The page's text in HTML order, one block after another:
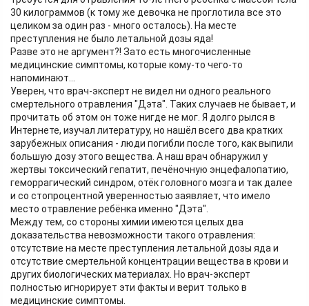
30 килограммов (к тому же девочка не проглотила все это
целиком за один раз - много осталось). На месте
преступления не было летальной дозы яда!
Разве это не аргумент?! Зато есть многочисленные
медицинские симптомы, которые кому-то чего-то
напоминают...
Уверен, что врач-эксперт не видел ни одного реального
смертельного отравления "Дэта". Таких случаев не бывает, и
прочитать об этом он тоже нигде не мог. Я долго рылся в
Интернете, изучал литературу, но нашёл всего два кратких
зарубежных описания - люди погибли после того, как выпили
большую дозу этого вещества. А наш врач обнаружил у
жертвы токсический гепатит, печёночную энцефалопатию,
геморрагический синдром, отёк головного мозга и так далее
и со стопроцентной уверенностью заявляет, что имело
место отравление ребёнка именно "Дэта".
Между тем, со стороны химии имеются целых два
доказательства невозможности такого отравления:
отсутствие на месте преступления летальной дозы яда и
отсутствие смертельной концентрации вещества в крови и
других биологических материалах. Но врач-эксперт
полностью игнорирует эти факты и верит только в
медицинские симптомы.